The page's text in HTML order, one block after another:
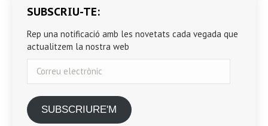
SUBSCRIU-TE:
Rep una notificació amb les novetats cada vegada que
actualitzem la nostra web
electrònic
SUBSCRIURE'M